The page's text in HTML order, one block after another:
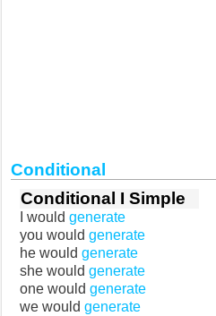
Conditional
Conditional I Simple
I would generate
you would generate
he would generate
she would generate
one would generate
we would generate